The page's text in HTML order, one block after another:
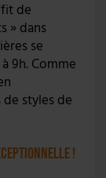
de
» dans
se
9h. Comme
de styles de
!